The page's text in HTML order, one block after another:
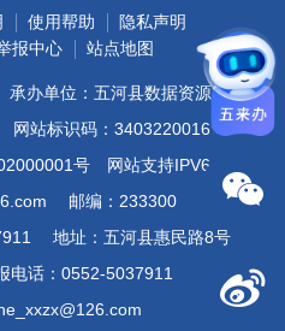
使用帮助
隐私声明
报中心
站点地图
承办单位：五河县数据资源管理局
网站标识码：3403220016
号
网站支持IPV6
邮编：233300
地址：五河县惠民路8号
电话：0552-5037911